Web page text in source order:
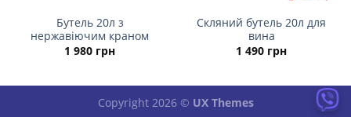
Бутель 20л з
нержавіючим краном
1 980 грн
Скляний бутель 20л для
вина
1 490 грн
Copyright 2026 © UX Themes